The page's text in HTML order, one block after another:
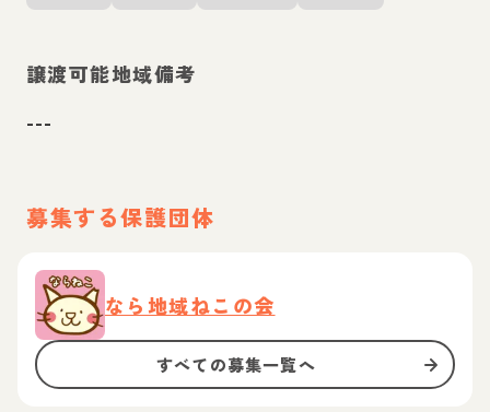
譲渡可能地域備考
---
募集する保護団体
なら地域ねこの会
すべての募集一覧へ